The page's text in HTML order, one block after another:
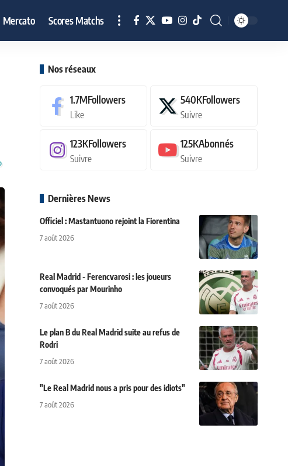
Mercato Scores Matchs
Nos réseaux
1.7MFollowers
Like
540KFollowers
Suivre
123KFollowers
Suivre
125KAbonnés
Suivre
Dernières News
Officiel : Mastantuono rejoint la Fiorentina
7 août 2026
Real Madrid - Ferencvarosi : les joueurs
convoqués par Mourinho
7 août 2026
Le plan B du Real Madrid suite au refus de
Rodri
7 août 2026
"Le Real Madrid nous a pris pour des idiots"
7 août 2026